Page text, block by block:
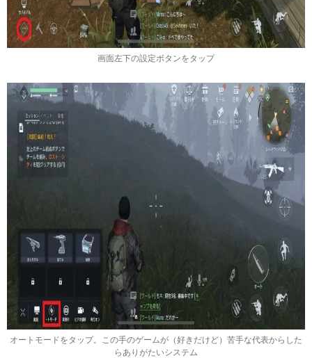
画面左下の設定ボタンをタップ
オートモードをタップ。この手のゲームが（好きだけど）苦手な代表からした
らありがたいシステム